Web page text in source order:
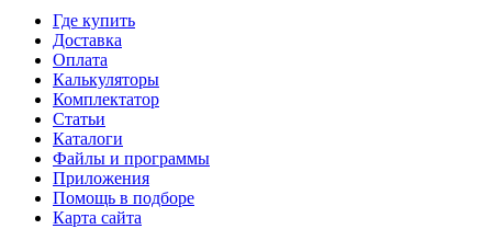
Где купить
Доставка
Оплата
Калькуляторы
Комплектатор
Статьи
Каталоги
Файлы и программы
Приложения
Помощь в подборе
Карта сайта